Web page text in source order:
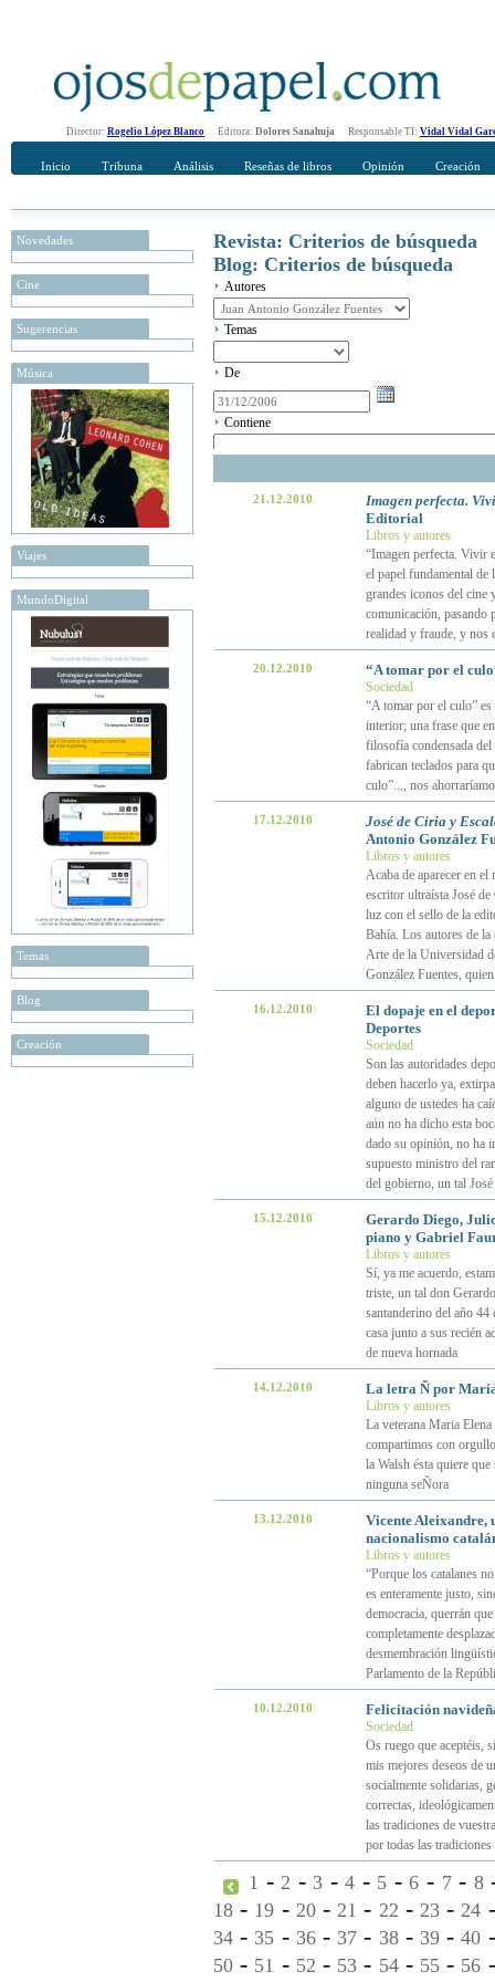
Director: Rogelio López Blanco Editora: Dolores Sanahuja Responsable TI: Vidal Vidal
Inicio Tribuna Análisis Reseñas de libros Opinión Creación
Novedades
Cine
Sugerencias
Música
Viajes
MundoDigital
Temas
Blog
Creación
Revista: Criterios de búsqueda
Blog: Criterios de búsqueda
Autores
Temas
De
Contiene
21.12.2010
Imagen perfecta.
Editorial
Libros y autores
“Imagen perfecta. Vivir
el papel fundamental de
grandes iconos del cine
comunicación, pasando
realidad y fraude, y nos
20.12.2010 “A tomar por el
Sociedad
“A tomar por el culo”
interior; una frase que
filosofía condensada
fabrican teclados para
culo”..., nos
17.12.2010
José de Ciria y
Antonio González
Libros y autores
Acaba de aparecer en
escritor ultraísta José
luz con el sello de la
Bahía. Los autores de
Arte de la Universidad
González Fuentes,
16.12.2010
El dopaje en el
Deportes
Sociedad
Son las autoridades
deben hacerlo ya,
alguno de ustedes ha
aún no ha dicho esta
dado su opinión, no ha
supuesto ministro del
del gobierno, un tal
15.12.2010
Gerardo Diego,
piano y Gabriel
Libros y autores
Sí, ya me acuerdo,
triste, un tal don
santanderino del año 44
casa junto a sus recién
de nueva hornada
14.12.2010 La letra Ñ por
Libros y autores
La veterana Maria
compartimos con
la Walsh ésta quiere
ninguna seÑora
13.12.2010
Vicente Aleixandre,
nacionalismo
Libros y autores
“Porque los catalanes
es enteramente justo,
democracia, querrán
completamente
desmembración
Parlamento de la
10.12.2010 Felicitación
Sociedad
Os ruego que aceptéis,
mis mejores deseos de
socialmente solidarias,
correctas,
las tradiciones de
por todas las
1 -2 - 3 -4 - 5 -6 - 7- 8
18 - 19 - 20-21 - 22 - 23-24
34 - 35 - 36- 37 - 38- 39-40
50 - 51 - 52 - 53 - 54- 55- 56